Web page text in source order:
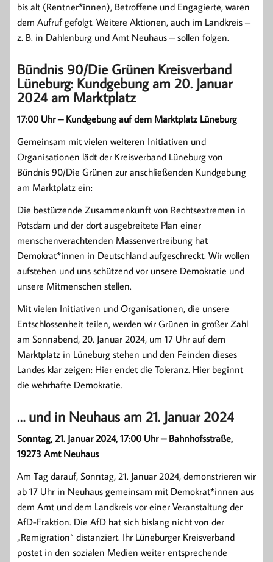
bis alt (Rentner*innen), Betroffene und Engagierte, waren
dem Aufruf gefolgt. Weitere Aktionen, auch im Landkreis –
z. B. in Dahlenburg und Amt Neuhaus – sollen folgen.
Bündnis 90/Die Grünen Kreisverband
Lüneburg: Kundgebung am 20. Januar
2024 am Marktplatz
17:00 Uhr – Kundgebung auf dem Marktplatz Lüneburg
Gemeinsam mit vielen weiteren Initiativen und
Organisationen lädt der Kreisverband Lüneburg von
Bündnis 90/Die Grünen zur anschließenden Kundgebung
am Marktplatz ein:
Die bestürzende Zusammenkunft von Rechtsextremen in
Potsdam und der dort ausgebreitete Plan einer
menschenverachtenden Massenvertreibung hat
Demokrat*innen in Deutschland aufgeschreckt. Wir wollen
aufstehen und uns schützend vor unsere Demokratie und
unsere Mitmenschen stellen.
Mit vielen Initiativen und Organisationen, die unsere
Entschlossenheit teilen, werden wir Grünen in großer Zahl
am Sonnabend, 20. Januar 2024, um 17 Uhr auf dem
Marktplatz in Lüneburg stehen und den Feinden dieses
Landes klar zeigen: Hier endet die Toleranz. Hier beginnt
die wehrhafte Demokratie.
… und in Neuhaus am 21. Januar 2024
Sonntag, 21. Januar 2024, 17:00 Uhr – Bahnhofsstraße,
19273 Amt Neuhaus
Am Tag darauf, Sonntag, 21. Januar 2024, demonstrieren wir
ab 17 Uhr in Neuhaus gemeinsam mit Demokrat*innen aus
dem Amt und dem Landkreis vor einer Veranstaltung der
AfD-Fraktion. Die AfD hat sich bislang nicht von der
„Remigration“ distanziert. Ihr Lüneburger Kreisverband
postet in den sozialen Medien weiter entsprechende